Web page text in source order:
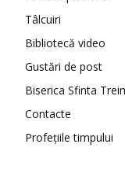
Tâlcuiri
Bibliotecă video
Gustări de post
Biserica Sfinta
Contacte
Profețiile timpului